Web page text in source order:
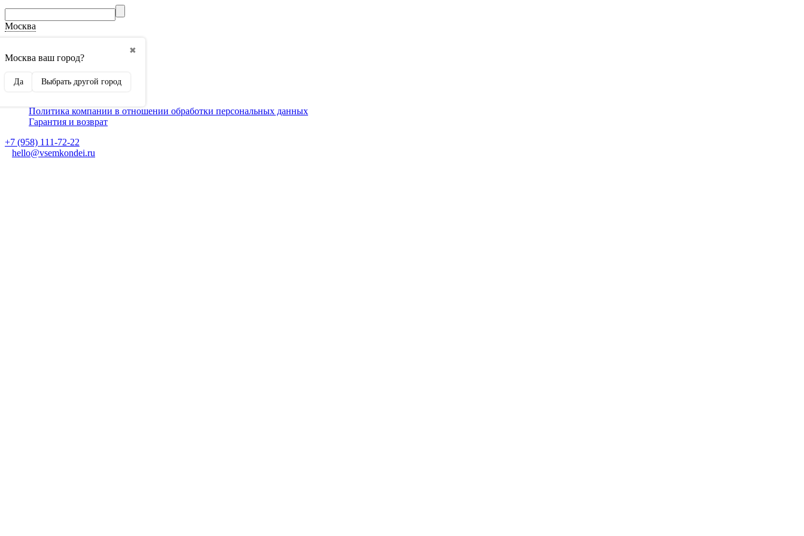
Москва
✖
Москва ваш город?
Да Выбрать другой город
Способы оплаты
Монтаж кондиционеров
Для партнеров
Политика компании в отношении обработки персональных данных
Гарантия и возврат
+7 (958) 111-72-22
hello@vsemkondei.ru